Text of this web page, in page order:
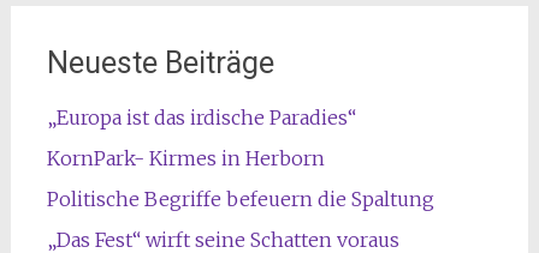
Neueste Beiträge
„Europa ist das irdische Paradies“
KornPark- Kirmes in Herborn
Politische Begriffe befeuern die Spaltung
„Das Fest“ wirft seine Schatten voraus